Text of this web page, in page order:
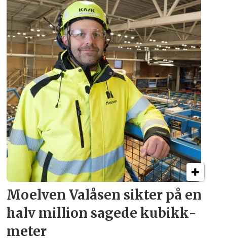
Moelven Valåsen sikter på en
halv million sagede kubikk­
meter